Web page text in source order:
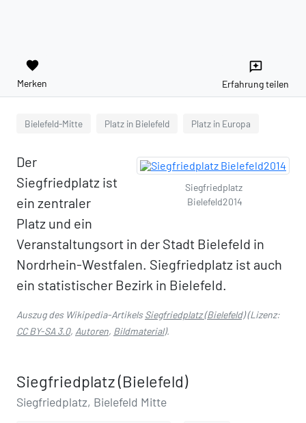
favorite
Merken
reviews
Erfahrung teilen
Bielefeld-Mitte Platz in Bielefeld Platz in Europa
Siegfriedplatz
Bielefeld2014
Der
Siegfriedplatz ist
ein zentraler
Platz und ein
Veranstaltungsort in der Stadt Bielefeld in
Nordrhein-Westfalen. Siegfriedplatz ist auch
ein statistischer Bezirk in Bielefeld.
Auszug des Wikipedia-ArtikelsSiegfriedplatz (Bielefeld)(Lizenz:
CC BY-SA 3.0, Autoren, Bildmaterial).
Siegfriedplatz (Bielefeld)
Siegfriedplatz, Bielefeld Mitte